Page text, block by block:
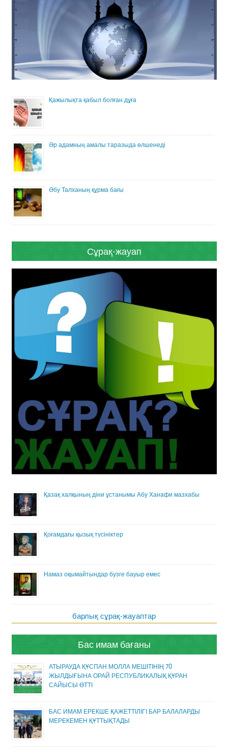
Қажылықта қабыл болған дұға
Әр адамның амалы таразыда өлшенеді
Әбу Талханың құрма бағы
Сұрақ-жауап
Қазақ халқының діни ұстанымы Абу Ханафи мазхабы
Қоғамдағы қызық түсініктер
Намаз оқымайтындар бузге бауыр емес
барлық сұрақ-жауаптар
Бас имам бағаны
АТЫРАУДА ҚҰСПАН МОЛЛА МЕШІТІНІҢ 70
ЖЫЛДЫҒЫНА ОРАЙ РЕСПУБЛИКАЛЫҚ ҚҰРАН
САЙЫСЫ ӨТТІ
БАС ИМАМ ЕРЕКШЕ ҚАЖЕТТІЛІГІ БАР БАЛАЛАРДЫ
МЕРЕКЕМЕН ҚҰТТЫҚТАДЫ